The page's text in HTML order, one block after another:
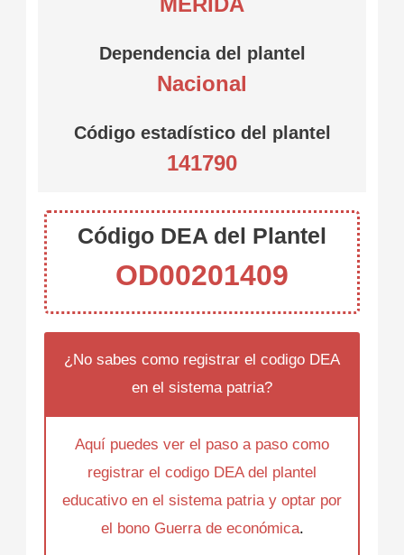
Dependencia del plantel
Nacional
Código estadístico del plantel
141790
Código DEA del Plantel
OD00201409
¿No sabes como registrar el codigo DEA
en el sistema patria?
Aquí puedes ver el paso a paso como
registrar el codigo DEA del plantel
educativo en el sistema patria y optar por
el bono Guerra de económica.